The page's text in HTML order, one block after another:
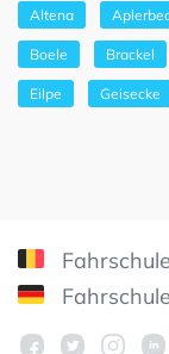
Altena
Boele Brackel
Eilpe Geisecke